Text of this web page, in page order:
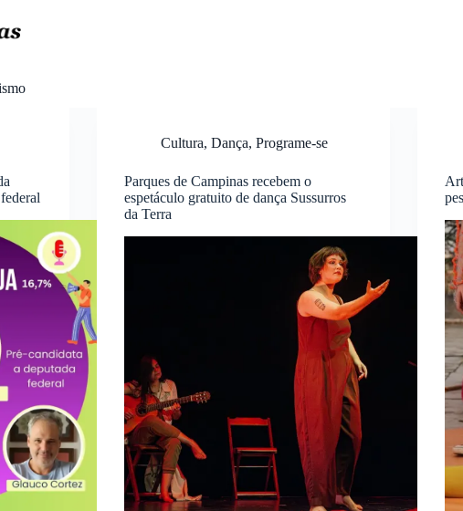
Cultura,Dança,Programe-se
Parques de Campinas recebem o
espetáculo gratuito de dança Sussurros
da Terra